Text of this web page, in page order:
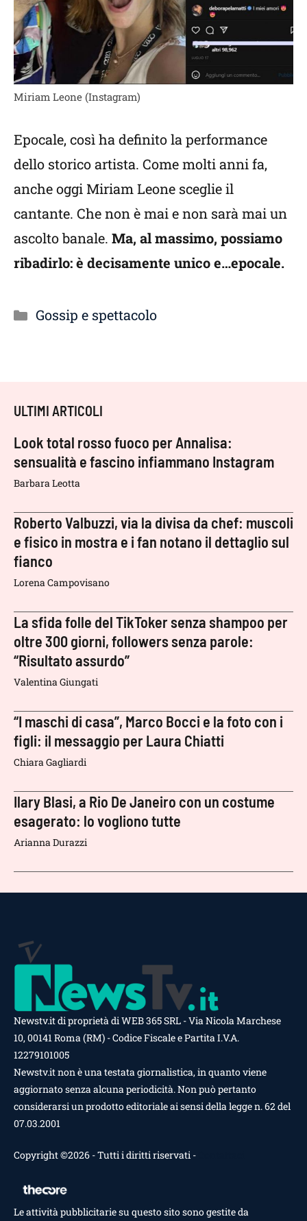
Miriam Leone (Instagram)
Epocale, così ha definito la performance
dello storico artista. Come molti anni fa,
anche oggi Miriam Leone sceglie il
cantante. Che non è mai e non sarà mai un
ascolto banale. Ma, al massimo, possiamo
ribadirlo: è decisamente unico e…epocale.
Categorie
Gossip e spettacolo
ULTIMI ARTICOLI
Look total rosso fuoco per Annalisa:
sensualità e fascino infiammano Instagram
Barbara Leotta
Roberto Valbuzzi, via la divisa da chef: muscoli
e fisico in mostra e i fan notano il dettaglio sul
fianco
Lorena Campovisano
La sfida folle del TikToker senza shampoo per
oltre 300 giorni, followers senza parole:
“Risultato assurdo”
Valentina Giungati
“I maschi di casa”, Marco Bocci e la foto con i
figli: il messaggio per Laura Chiatti
Chiara Gagliardi
Ilary Blasi, a Rio De Janeiro con un costume
esagerato: lo vogliono tutte
Arianna Durazzi
Newstv.it di proprietà di WEB 365 SRL - Via Nicola Marchese
10, 00141 Roma (RM) - Codice Fiscale e Partita I.V.A.
12279101005
Newstv.it non è una testata giornalistica, in quanto viene
aggiornato senza alcuna periodicità. Non può pertanto
considerarsi un prodotto editoriale ai sensi della legge n. 62 del
07.03.2001
Copyright ©2026 - Tutti i diritti riservati -
Le attività pubblicitarie su questo sito sono gestite da